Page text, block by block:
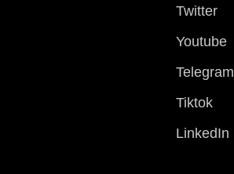
Twitter
Youtube
Telegram
Tiktok
LinkedIn